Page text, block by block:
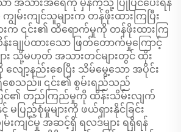
ာ အသားအရေကို မှန်ကဲ့သို့ ပြုပြင်ပေးရန်
ျွမ်းကျင်သူများက တန်ဖိုးထားကြပြီး
းက ၎င်း၏ ထိရောက်မှုကို တန်ဖိုးထားကြ
ျုပ်ထားသော ဖြတ်တောက်မှုကြောင့်
ျား သို့မဟုတ် အသားတင်များတွင် ထိုး
ျော့နည်းစေပြီး သိမ်မွေ့သော အပိုင်း
စေသည်။ ၎င်း၏ စွမ်းရည်သည်
ပြင်၏ တည်ကြည်မှုကို ထိန်းသိမ်းလျက်
မပြည့်စုံမှုများကို ဖယ်ရှားနိုင်ခြင်း
းကျင်မှု အဆင့်ရှိ ရလဒ်များ ရရှိရန်